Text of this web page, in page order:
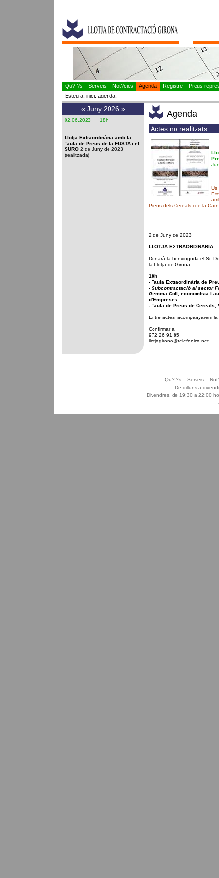
Qu? ?s Serveis Not?cies Agenda Registre
Preus
Esteu a: inici , agenda.
« Juny 2026 »
02.06.2023 18h
Llotja Extraordinària amb la
Taula de Preus de la FUSTA i el
SURO 2 de Juny de 2023
(realitzada)
Agenda
Actes no realitzats
Us
Preus dels Cereals i de la
2 de Juny de 2023
LLOTJA EXTRAORDINÀRIA
Donarà la benvinguda el Sr.
la Llotja de Girona.
18h
- Taula Extraordinària de
- Subcontractació al sector
Gemma Coll, economista i
d’Empreses
- Taula de Preus de Cereals,
Entre actes, acompanyarem
Confirmar a:
972 26 91 85
llotjagirona@telefonica.net
Qu? ?s Serveis
De dilluns a
Divendres, de 19:30 a 22:00